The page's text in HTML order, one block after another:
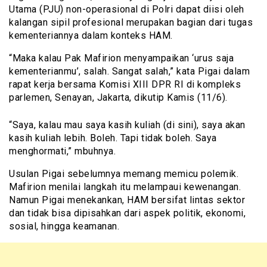
Utama (PJU) non-operasional di Polri dapat diisi oleh
kalangan sipil profesional merupakan bagian dari tugas
kementeriannya dalam konteks HAM.
“Maka kalau Pak Mafirion menyampaikan ‘urus saja
kementerianmu’, salah. Sangat salah,” kata Pigai dalam
rapat kerja bersama Komisi XIII DPR RI di kompleks
parlemen, Senayan, Jakarta, dikutip Kamis (11/6).
“Saya, kalau mau saya kasih kuliah (di sini), saya akan
kasih kuliah lebih. Boleh. Tapi tidak boleh. Saya
menghormati,” mbuhnya.
Usulan Pigai sebelumnya memang memicu polemik.
Mafirion menilai langkah itu melampaui kewenangan.
Namun Pigai menekankan, HAM bersifat lintas sektor
dan tidak bisa dipisahkan dari aspek politik, ekonomi,
sosial, hingga keamanan.